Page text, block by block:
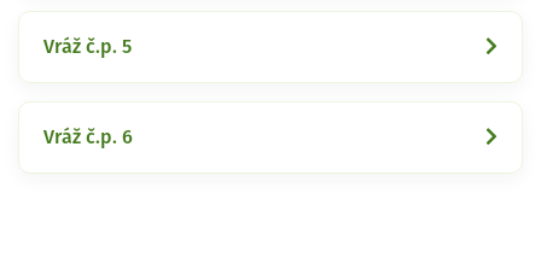
Vráž č.p. 5
Vráž č.p. 6